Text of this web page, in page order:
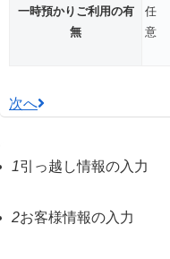
一時預かりご利用の有
無
任
意
次へ
1引っ越し情報の入力
2お客様情報の入力